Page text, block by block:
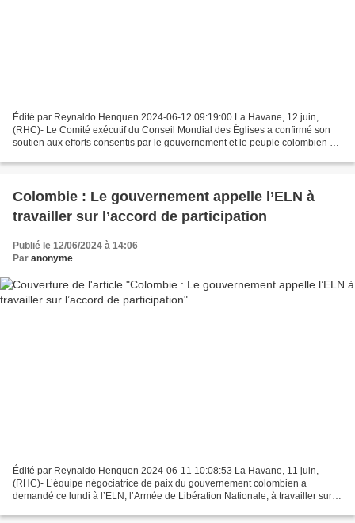
Édité par Reynaldo Henquen 2024-06-12 09:19:00 La Havane, 12 juin,
(RHC)- Le Comité exécutif du Conseil Mondial des Églises a confirmé son
soutien aux efforts consentis par le gouvernement et le peuple colombien à
Colombie : Le gouvernement appelle l’ELN à
travailler sur l’accord de participation
Publié le 12/06/2024 à 14:06
Par anonyme
Édité par Reynaldo Henquen 2024-06-11 10:08:53 La Havane, 11 juin,
(RHC)- L’équipe négociatrice de paix du gouvernement colombien a
demandé ce lundi à l’ELN, l’Armée de Libération Nationale, à travailler sur